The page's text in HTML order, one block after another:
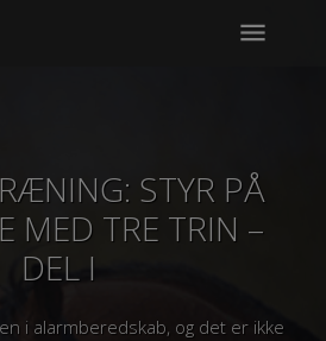
menu
STYR PÅ
MED TRE TRIN –
DEL I
i alarmberedskab, og det er ikke